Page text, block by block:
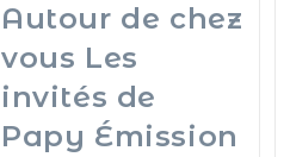
Autour de chez
vous Les
invités de
Papy Émission